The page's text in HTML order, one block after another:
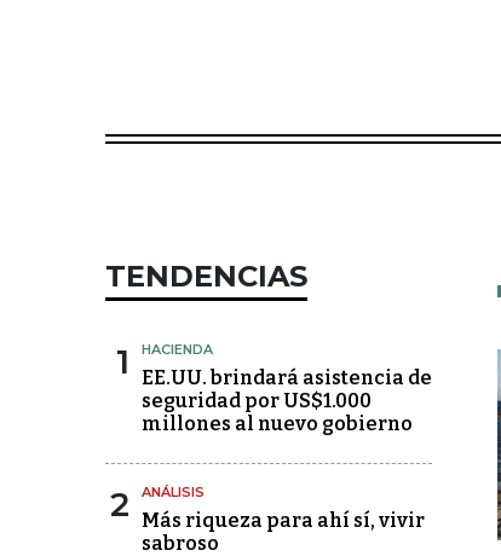
TENDENCIAS
1 HACIENDA
EE.UU. brindará asistencia de
seguridad por US$1.000
millones al nuevo gobierno
2 ANÁLISIS
Más riqueza para ahí sí, vivir
sabroso